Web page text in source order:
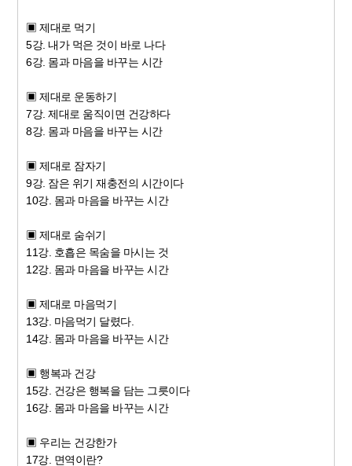
▣ 제대로 먹기
5강. 내가 먹은 것이 바로 나다
6강. 몸과 마음을 바꾸는 시간
▣ 제대로 운동하기
7강. 제대로 움직이면 건강하다
8강. 몸과 마음을 바꾸는 시간
▣ 제대로 잠자기
9강. 잠은 위기 재충전의 시간이다
10강. 몸과 마음을 바꾸는 시간
▣ 제대로 숨쉬기
11강. 호흡은 목숨을 마시는 것
12강. 몸과 마음을 바꾸는 시간
▣ 제대로 마음먹기
13강. 마음먹기 달렸다.
14강. 몸과 마음을 바꾸는 시간
▣ 행복과 건강
15강. 건강은 행복을 담는 그릇이다
16강. 몸과 마음을 바꾸는 시간
▣ 우리는 건강한가
17강. 면역이란?